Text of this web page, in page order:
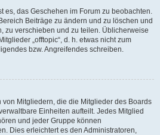
es, das Geschehen im Forum zu beobachten.
Beiträge zu ändern und zu löschen und
zu verschieben und zu teilen. Üblicherweise
„offtopic“, d. h. etwas nicht zum
bzw. Angreifendes schreiben.
von Mitgliedern, die die Mitglieder des Boards
Einheiten aufteilt. Jedes Mitglied
und jeder Gruppe können
Dies erleichtert es den Administratoren,